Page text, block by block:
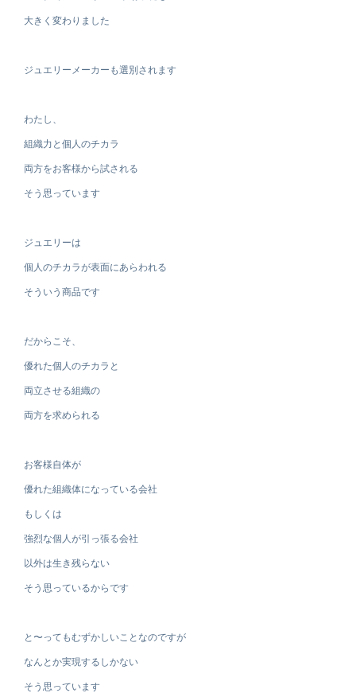
大きく変わりました
ジュエリーメーカーも選別されます
わたし、
組織力と個人のチカラ
両方をお客様から試される
そう思っています
ジュエリーは
個人のチカラが表面にあらわれる
そういう商品です
だからこそ、
優れた個人のチカラと
両立させる組織の
両方を求められる
お客様自体が
優れた組織体になっている会社
もしくは
強烈な個人が引っ張る会社
以外は生き残らない
そう思っているからです
と〜ってもむずかしいことなのですが
なんとか実現するしかない
そう思っています